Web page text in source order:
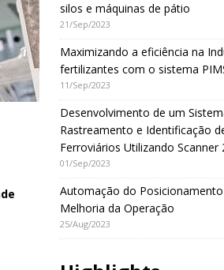
silos e máquinas de pátio
21/Sep/2023
Maximizando a eficiência na
fertilizantes com o sistema
11/Sep/2023
Desenvolvimento de um
Rastreamento e Identificação
Ferroviários Utilizando Scanner
01/Sep/2023
Automação do
Melhoria da Operação
25/Aug/2023